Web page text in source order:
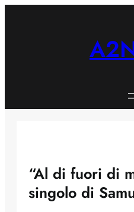
“Al di fuori di
singolo di